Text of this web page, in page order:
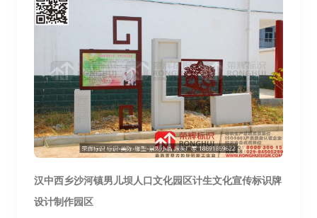
汉中西乡沙河镇男儿坝人 口文化园区计生文化宣传标识牌
设计制作园区